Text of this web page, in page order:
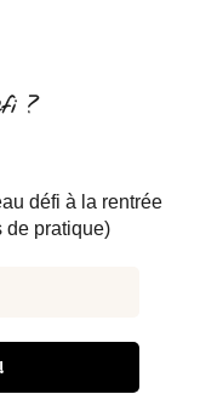
?
défi à la rentrée
de pratique)